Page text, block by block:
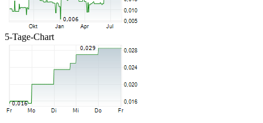
5-Tage-Chart